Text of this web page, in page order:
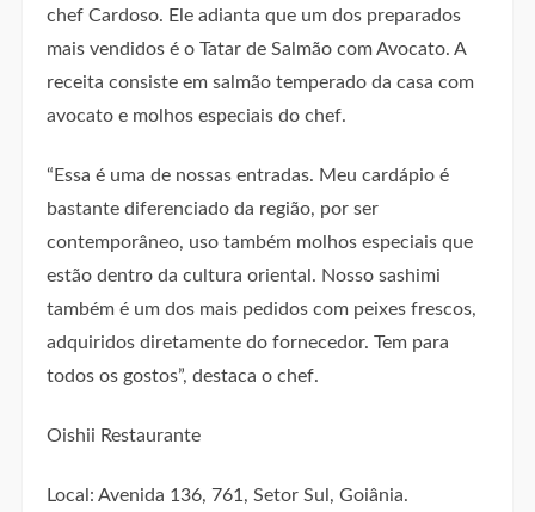
chef Cardoso. Ele adianta que um dos preparados
mais vendidos é o Tatar de Salmão com Avocato. A
receita consiste em salmão temperado da casa com
avocato e molhos especiais do chef.
“Essa é uma de nossas entradas. Meu cardápio é
bastante diferenciado da região, por ser
contemporâneo, uso também molhos especiais que
estão dentro da cultura oriental. Nosso sashimi
também é um dos mais pedidos com peixes frescos,
adquiridos diretamente do fornecedor. Tem para
todos os gostos”, destaca o chef.
Oishii Restaurante
Local: Avenida 136, 761, Setor Sul, Goiânia.